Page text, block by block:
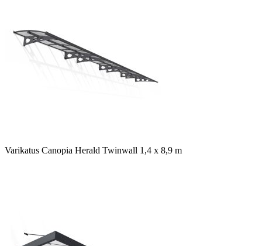
Varikatus Canopia Herald Twinwall 1,4 x 8,9 m